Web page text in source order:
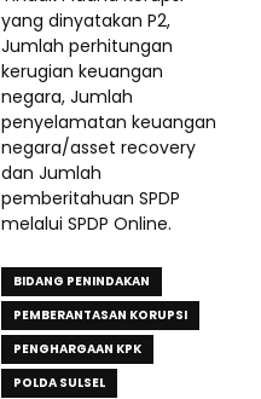
yang dinyatakan P2,
Jumlah perhitungan
kerugian keuangan
negara, Jumlah
penyelamatan keuangan
negara/asset recovery
dan Jumlah
pemberitahuan SPDP
melalui SPDP Online.
BIDANG PENINDAKAN
PEMBERANTASAN KORUPSI
PENGHARGAAN KPK
POLDA SULSEL